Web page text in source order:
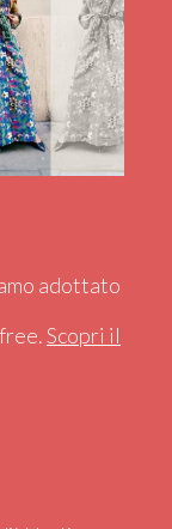
adottato
Scopri il